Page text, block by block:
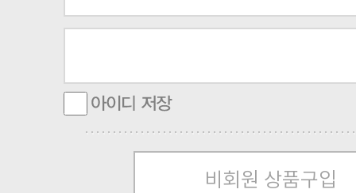
비회원 상품구입